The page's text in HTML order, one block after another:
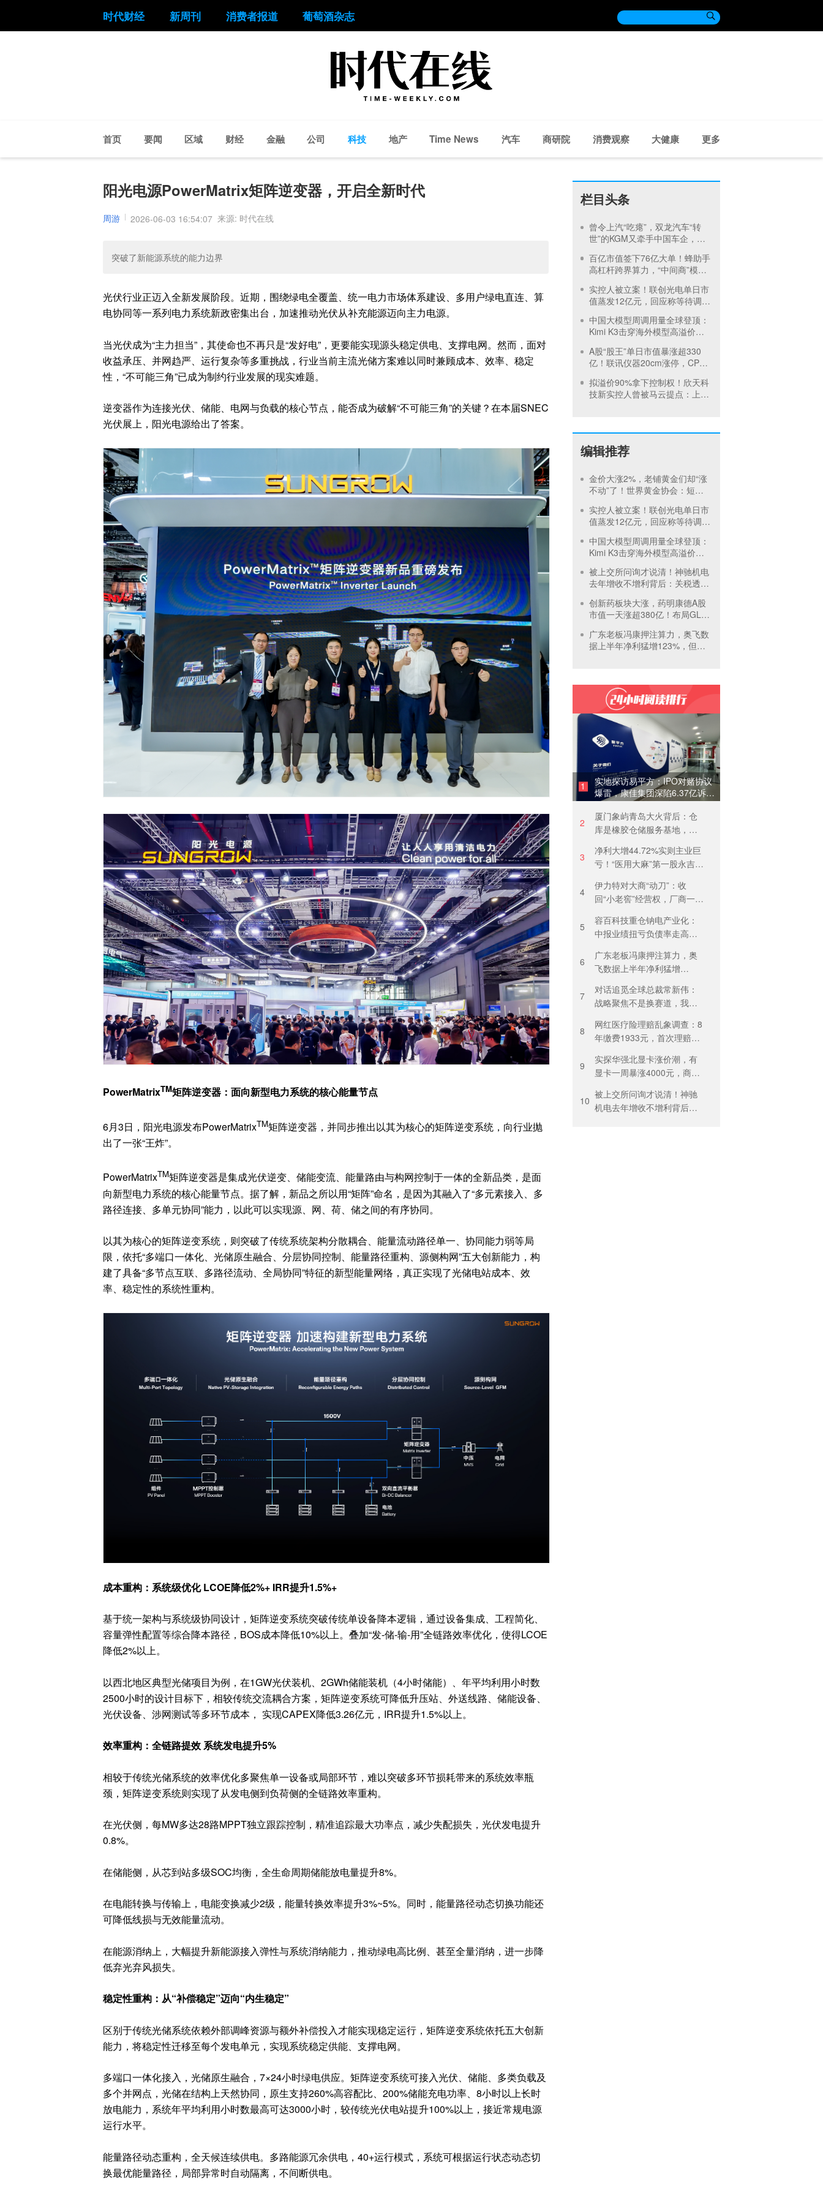
时代财经 新周刊 消费者报道 葡萄酒杂志 
首页 要闻 区域 财经 金融 公司 科技 地产 Time News 汽车 商研院 消费观察 大健康 更多
阳光电源PowerMatrix矩阵逆变器，开启全新时代
周游 2026-06-03 16:54:07 来源: 时代在线
突破了新能源系统的能力边界
光伏行业正迈入全新发展阶段。近期，围绕绿电全覆盖、统一电力市场体系建设、多用户绿电直连、算
电协同等一系列电力系统新政密集出台，加速推动光伏从补充能源迈向主力电源。
当光伏成为“主力担当”，其使命也不再只是“发好电”，更要能实现源头稳定供电、支撑电网。然而，面对
收益承压、并网趋严、运行复杂等多重挑战，行业当前主流光储方案难以同时兼顾成本、效率、稳定
性，“不可能三角”已成为制约行业发展的现实难题。
逆变器作为连接光伏、储能、电网与负载的核心节点，能否成为破解“不可能三角”的关键？在本届SNEC
光伏展上，阳光电源给出了答案。
PowerMatrixTM矩阵逆变器：面向新型电力系统的核心能量节点
6月3日，阳光电源发布PowerMatrixTM矩阵逆变器，并同步推出以其为核心的矩阵逆变系统，向行业抛
出了一张“王炸”。
PowerMatrixTM矩阵逆变器是集成光伏逆变、储能变流、能量路由与构网控制于一体的全新品类，是面
向新型电力系统的核心能量节点。据了解，新品之所以用“矩阵”命名，是因为其融入了“多元素接入、多
路径连接、多单元协同”能力，以此可以实现源、网、荷、储之间的有序协同。
以其为核心的矩阵逆变系统，则突破了传统系统架构分散耦合、能量流动路径单一、协同能力弱等局
限，依托“多端口一体化、光储原生融合、分层协同控制、能量路径重构、源侧构网”五大创新能力，构
建了具备“多节点互联、多路径流动、全局协同”特征的新型能量网络，真正实现了光储电站成本、效
率、稳定性的系统性重构。
成本重构：系统级优化LCOE降低2%+ IRR提升1.5%+
基于统一架构与系统级协同设计，矩阵逆变系统突破传统单设备降本逻辑，通过设备集成、工程简化、
容量弹性配置等综合降本路径，BOS成本降低10%以上。叠加“发-储-输-用”全链路效率优化，使得LCOE
降低2%以上。
以西北地区典型光储项目为例，在1GW光伏装机、2GWh储能装机（4小时储能）、年平均利用小时数
2500小时的设计目标下，相较传统交流耦合方案，矩阵逆变系统可降低升压站、外送线路、储能设备、
光伏设备、涉网测试等多环节成本， 实现CAPEX降低3.26亿元，IRR提升1.5%以上。
效率重构： 全链路提效 系统发电提升5%
相较于传统光储系统的效率优化多聚焦单一设备或局部环节，难以突破多环节损耗带来的系统效率瓶
颈，矩阵逆变系统则实现了从发电侧到负荷侧的全链路效率重构。
在光伏侧， 每MW多达28路MPPT独立跟踪控制，精准追踪最大功率点，减少失配损失， 光伏发电提升
0.8%。
在储能侧， 从芯到站多级SOC均衡，全生命周期储能放电量提升8%。
在电能转换与传输上， 电能变换减少2级， 能量转换效率提升3%~5%。同时，能量路径动态切换功能还
可降低线损与无效能量流动。
在能源消纳上， 大幅提升新能源接入弹性与系统消纳能力，推动绿电高比例、甚至全量消纳，进一步降
低弃光弃风损失。
稳定性重构：从“补偿稳定”迈向“内生稳定”
区别于传统光储系统依赖外部调峰资源与额外补偿投入才能实现稳定运行，矩阵逆变系统依托五大创新
能力，将稳定性迁移至每个发电单元，实现系统稳定供能、支撑电网。
多端口一体化接入，光储原生融合，7×24小时绿电供应。 矩阵逆变系统可接入光伏、储能、多类负载及
多个并网点，光储在结构上天然协同，原生支持260%高容配比、200%储能充电功率、8小时以上长时
放电能力，系统年平均利用小时数最高可达3000小时，较传统光伏电站提升100%以上，接近常规电源
运行水平。
能量路径动态重构，全天候连续供电。 多路能源冗余供电，40+运行模式，系统可根据运行状态动态切
换最优能量路径，局部异常时自动隔离，不间断供电。
栏目头条
曾令上汽“吃瘪”，双龙汽车“转
世”的KGM又牵手中国车企，奇
百亿市值签下76亿大单！蜂助手
高杠杆跨界算力，“中间商”模式
实控人被立案！联创光电单日市
值蒸发12亿元，回应称等待调查
中国大模型周调用量全球登顶：
Kimi K3击穿海外模型高溢价壁
A股“股王”单日市值暴涨超330
亿！联讯仪器20cm涨停，CPO
拟溢价90%拿下控制权！欣天科
技新实控人曾被马云提点：上市
编辑推荐
金价大涨2%，老铺黄金们却“涨
不动”了！世界黄金协会：短期
实控人被立案！联创光电单日市
值蒸发12亿元，回应称等待调查
中国大模型周调用量全球登顶：
Kimi K3击穿海外模型高溢价壁
被上交所问询才说清！神驰机电
去年增收不增利背后：关税透支
创新药板块大涨，药明康德A股
市值一天涨超380亿！布局GLP-
广东老板冯康押注算力，奥飞数
据上半年净利猛增123%，但总
1
实地探访易平方：IPO对赌协议
爆雷，康佳集团深陷6.37亿诉讼
泥潭
2
厦门象屿青岛大火背后：仓
库是橡胶仓储服务基地，当
进行安全管理培训
3
净利大增44.72%实则主业巨
亏！“医用大麻”第一股永吉股
收益“保盈”
4
伊力特对大商“动刀”：收
回“小老窖”经营权，厂商一体
5
容百科技重仓钠电产业化：
中报业绩扭亏负债率走高，
6
广东老板冯康押注算力，奥
飞数据上半年净利猛增
元
7
对话追觅全球总裁常新伟：
战略聚焦不是换赛道，我们
8
网红医疗险理赔乱象调查：8
年缴费1933元，首次理赔被
出”困住投保人
9
实探华强北显卡涨价潮，有
显卡一周暴涨4000元，商
10
被上交所问询才说清！神驰
机电去年增收不增利背后：